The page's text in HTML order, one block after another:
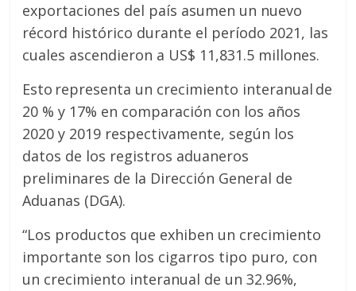
exportaciones del país asumen un nuevo
récord histórico durante el período 2021, las
cuales ascendieron a US$ 11,831.5 millones.
Esto representa un crecimiento interanual de
20 % y 17% en comparación con los años
2020 y 2019 respectivamente, según los
datos de los registros aduaneros
preliminares de la Dirección General de
Aduanas (DGA).
“Los productos que exhiben un crecimiento
importante son los cigarros tipo puro, con
un crecimiento interanual de un 32.96%,